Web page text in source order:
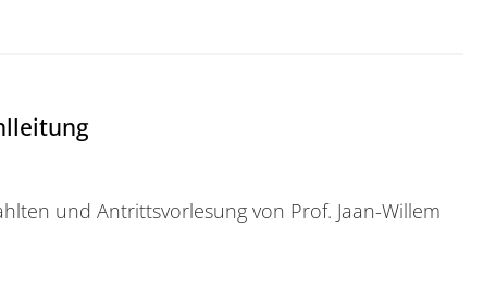
und Antrittsvorlesung von Prof. Jaan-Willem